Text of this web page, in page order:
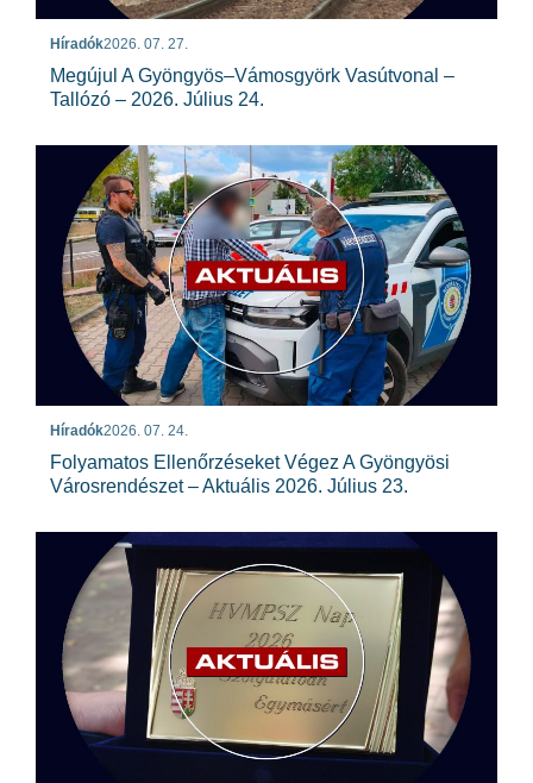
Híradók2026. 07. 27.
Megújul A Gyöngyös–Vámosgyörk Vasútvonal –
Tallózó – 2026. Július 24.
Híradók2026. 07. 24.
Folyamatos Ellenőrzéseket Végez A Gyöngyösi
Városrendészet – Aktuális 2026. Július 23.